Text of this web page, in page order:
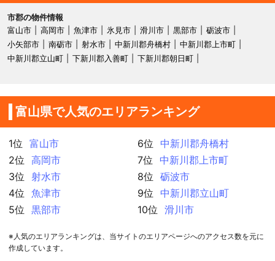
市郡の物件情報
富山市
高岡市 魚津市 氷見市 滑川市 黒部市
砺波市
小矢部市
南砺市 射水市 中新川郡舟橋村
中新川郡上市町
中新川郡立山町
下新川郡入善町 下新川郡朝日町
富山県で人気のエリアランキング
1位
富山市
2位
高岡市
3位
射水市
4位
魚津市
5位
黒部市
6位
中新川郡舟橋村
7位
中新川郡上市町
8位
砺波市
9位
中新川郡立山町
10位
滑川市
※人気のエリアランキングは、当サイトのエリアページへのアクセス数を元に
作成しています。